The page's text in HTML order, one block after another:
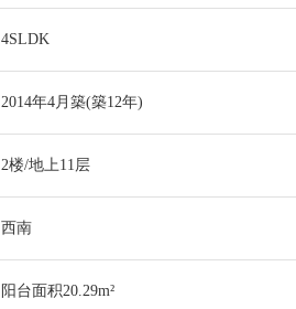
4SLDK
2014年4月築(築12年)
2楼/地上11层
西南
阳台面积20.29m²